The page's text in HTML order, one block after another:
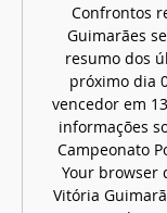
Confrontos
Guimarães
resumo dos
próximo dia
vencedor em
informações
Campeonato
Your browser
Vitória